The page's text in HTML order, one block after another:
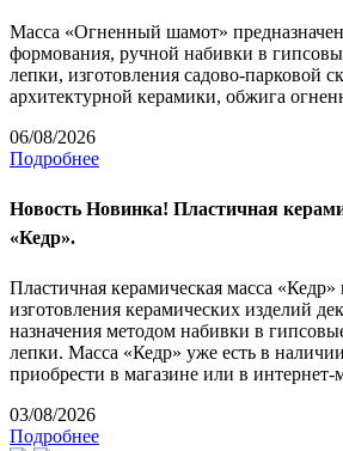
Масса «Огненный шамот»
формования, ручной набивки в
лепки, изготовления садово-парковой
архитектурной керамики, обжига
06/08/2026
Подробнее
Новость Новинка! Пластичная
«Кедр».
Пластичная керамическая масса «Кедр»
изготовления керамических изделий
назначения методом набивки в
лепки. Масса «Кедр» уже есть в
приобрести в магазине или в интернет-
03/08/2026
Подробнее